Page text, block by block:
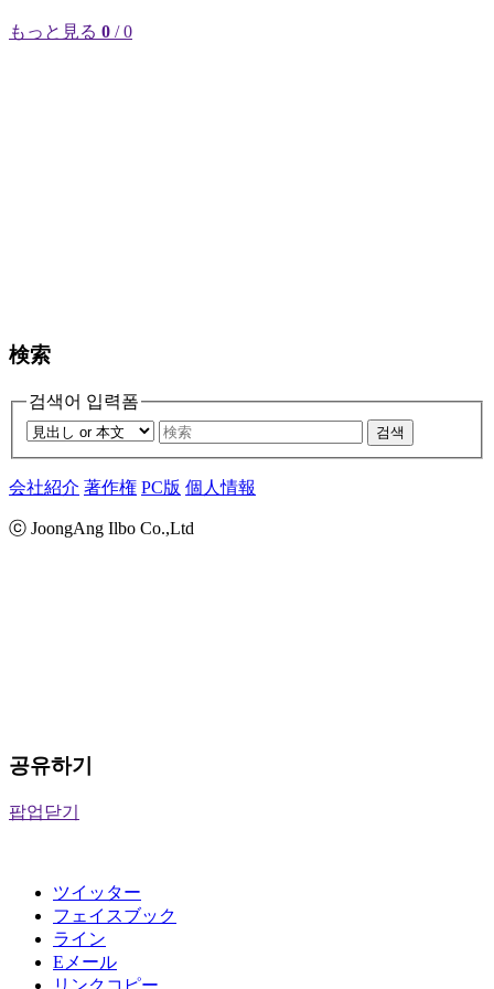
もっと見る 0 / 0
検索
검색어 입력폼
검색
会社紹介 著作権 PC版 個人情報
ⓒ JoongAng Ilbo Co.,Ltd
공유하기
팝업닫기
ツイッター
フェイスブック
ライン
Eメール
リンクコピー